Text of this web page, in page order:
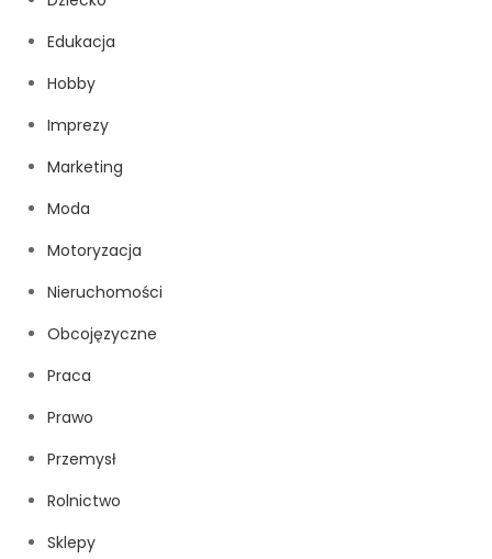
Edukacja
Hobby
Imprezy
Marketing
Moda
Motoryzacja
Nieruchomości
Obcojęzyczne
Praca
Prawo
Przemysł
Rolnictwo
Sklepy